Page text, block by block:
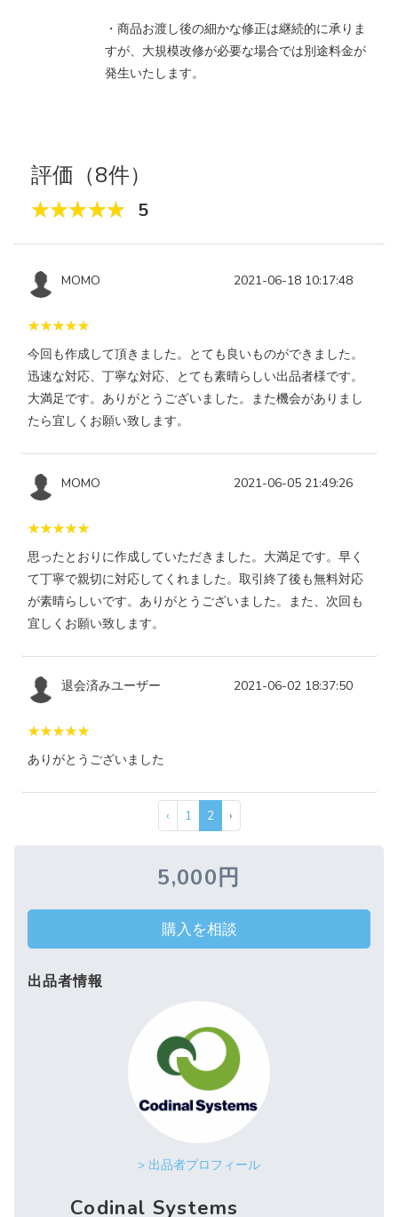
・商品お渡し後の細かな修正は継続的に承りま
すが、大規模改修が必要な場合では別途料金が
発生いたします。
評価（8件）
5
MOMO 2021-06-18 10:17:48
今回も作成して頂きました。とても良いものができました。
迅速な対応、丁寧な対応、とても素晴らしい出品者様です。
大満足です。ありがとうございました。また機会がありまし
たら宜しくお願い致します。
MOMO 2021-06-05 21:49:26
思ったとおりに作成していただきました。大満足です。早く
て丁寧で親切に対応してくれました。取引終了後も無料対応
が素晴らしいです。ありがとうございました。また、次回も
宜しくお願い致します。
退会済みユーザー 2021-06-02 18:37:50
ありがとうございました
‹ 1 2 ›
5,000円
購入を相談
出品者情報
> 出品者プロフィール
Codinal Systems